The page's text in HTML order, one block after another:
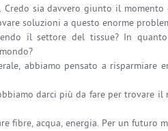
sia davvero giunto il
soluzioni a questo enorme
il settore del tissue? In
abbiamo pensato a risparmiare
darci più da fare per trovare
fibre, acqua, energia. Per un futuro